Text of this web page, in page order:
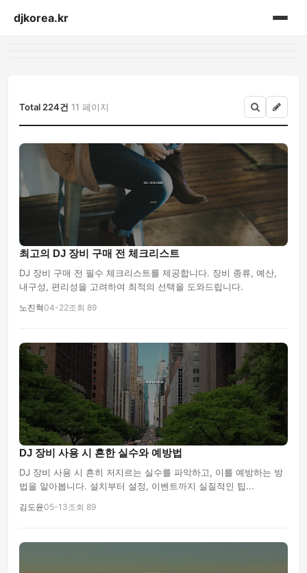
djkorea.kr
Total 224건 11 페이지
최고의 DJ 장비 구매 전 체크리스트
DJ 장비 구매 전 필수 체크리스트를 제공합니다. 장비 종류, 예산,
내구성, 편리성을 고려하여 최적의 선택을 도와드립니다.
노진혁04-22조회 89
DJ 장비 사용 시 흔한 실수와 예방법
DJ 장비 사용 시 흔히 저지르는 실수를 파악하고, 이를 예방하는 방
법을 알아봅니다. 설치부터 설정, 이벤트까지 실질적인 팁...
김도윤05-13조회 89